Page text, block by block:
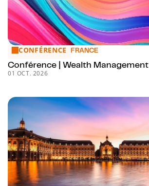
Conférence | Wealth Management
CONFÉRENCE FRANCE
Conférence | Wealth Management
01 OCT. 2026